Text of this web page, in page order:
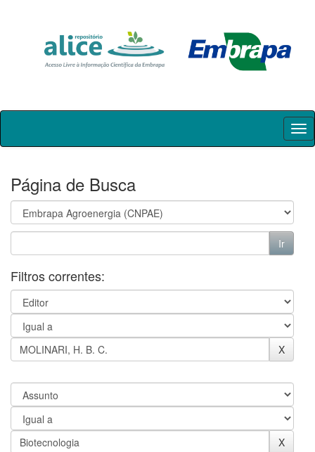
Skip
Página de Busca
Filtros correntes: